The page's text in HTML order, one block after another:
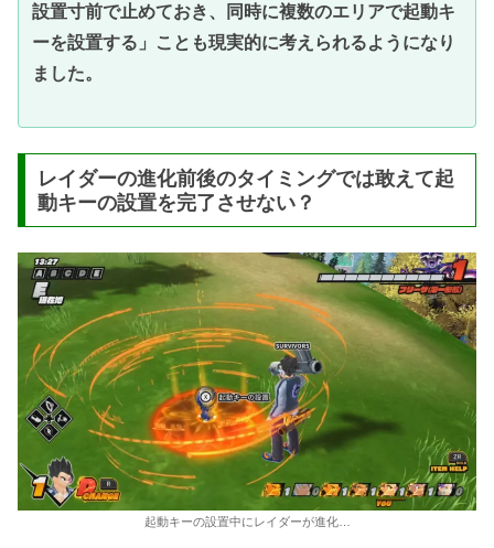
設置寸前で止めておき、同時に複数のエリアで起動キ
ーを設置する」ことも現実的に考えられるようになり
ました。
レイダーの進化前後のタイミングでは敢えて起
動キーの設置を完了させない？
起動キーの設置中にレイダーが進化…